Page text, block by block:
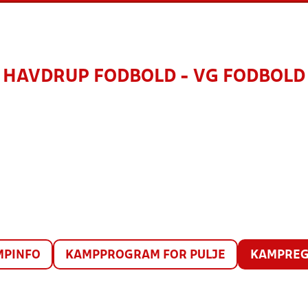
HAVDRUP FODBOLD - VG FODBOLD
KAMPPROGRAM FOR PULJE